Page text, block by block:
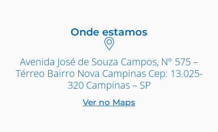
Onde estamos
Avenida José de Souza Campos, N° 575 –
Térreo Bairro Nova Campinas Cep: 13.025-
320 Campinas – SP
Ver no Maps